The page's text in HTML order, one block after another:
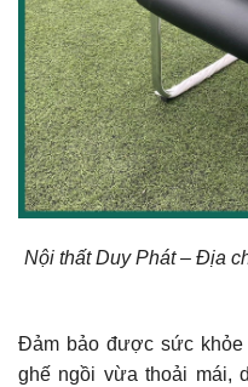
Nội thất Duy Phát – Địa
Đảm bảo được sức
ghế ngồi vừa thoải mái,